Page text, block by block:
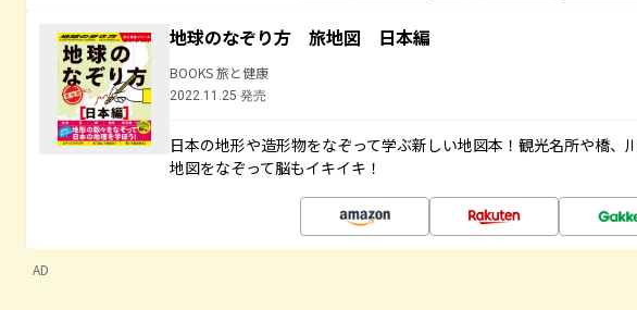
地球のなぞり方 旅地図 日本編
BOOKS 旅と健康
2022.11.25 発売
日本の地形や造形物をなぞって学ぶ新しい地図本！観光名所や橋、
地図をなぞって脳もイキイキ！
AD